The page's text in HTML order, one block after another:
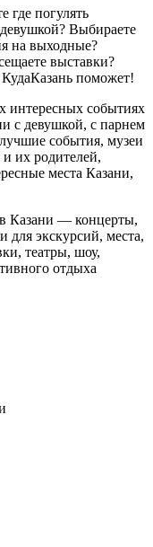
где погулять
Выбираете
на выходные?
выставки?
КудаКазань поможет!
интересных событиях
с девушкой, с парнем
события, музеи
их родителей,
места Казани,
Казани — концерты,
для экскурсий, места,
театры, шоу,
отдыха